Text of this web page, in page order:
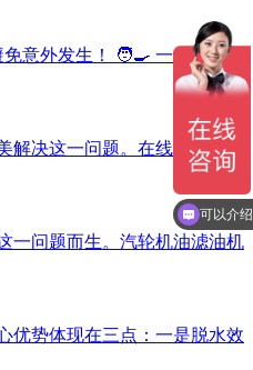
意外发生！ 🧑‍🍳 一、滤油机
决这一问题。在线式聚结滤
一问题而生。汽轮机油滤油机
优势体现在三点：一是脱水效
可以介